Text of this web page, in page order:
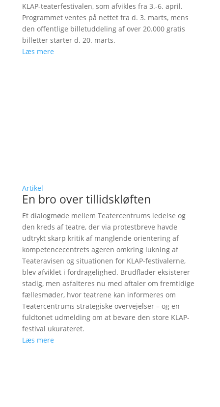
KLAP-teaterfestivalen, som afvikles fra 3.-6. april.
Programmet ventes på nettet fra d. 3. marts, mens
den offentlige billetuddeling af over 20.000 gratis
billetter starter d. 20. marts.
Læs mere
Artikel
En bro over tillidskløften
Et dialogmøde mellem Teatercentrums ledelse og
den kreds af teatre, der via protestbreve havde
udtrykt skarp kritik af manglende orientering af
kompetencecentrets ageren omkring lukning af
Teateravisen og situationen for KLAP-festivalerne,
blev afviklet i fordragelighed. Brudflader eksisterer
stadig, men asfalteres nu med aftaler om fremtidige
fællesmøder, hvor teatrene kan informeres om
Teatercentrums strategiske overvejelser – og en
fuldtonet udmelding om at bevare den store KLAP-
festival ukurateret.
Læs mere